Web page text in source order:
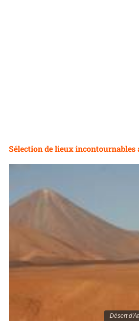
Sélection de lieux incontournables
Désert